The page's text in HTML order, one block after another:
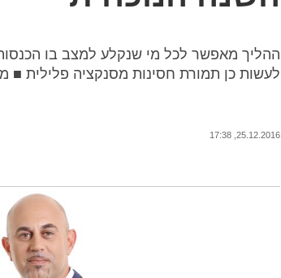
ההליך מאפשר לכל מי שנקלע למצב בו
לעשות כן תמורת חסינות מסנקציה פלילית ■
25.12.2016, 17:38